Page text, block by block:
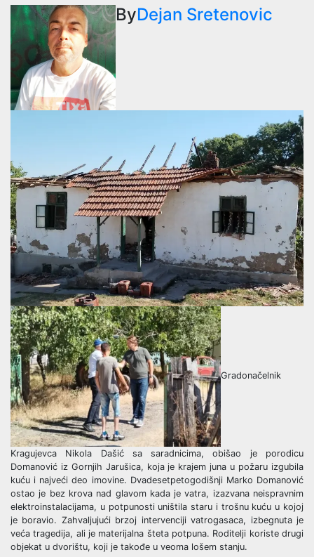
ByDejan Sretenovic
Gradonačelnik
Kragujevca Nikola Dašić sa saradnicima, obišao je porodicu
Domanović iz Gornjih Jarušica, koja je krajem juna u požaru izgubila
kuću i najveći deo imovine. Dvadesetpetogodišnji Marko Domanović
ostao je bez krova nad glavom kada je vatra, izazvana neispravnim
elektroinstalacijama, u potpunosti uništila staru i trošnu kuću u kojoj
je boravio. Zahvaljujući brzoj intervenciji vatrogasaca, izbegnuta je
veća tragedija, ali je materijalna šteta potpuna. Roditelji koriste drugi
objekat u dvorištu, koji je takođe u veoma lošem stanju.